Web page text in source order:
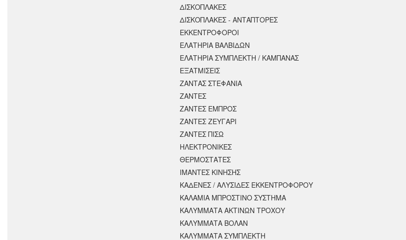
ΔΙΣΚΟΠΛΑΚΕΣ
ΔΙΣΚΟΠΛΑΚΕΣ - ΑΝΤΑΠΤΟΡΕΣ
ΕΚΚΕΝΤΡΟΦΟΡΟΙ
ΕΛΑΤΗΡΙΑ ΒΑΛΒΙΔΩΝ
ΕΛΑΤΗΡΙΑ ΣΥΜΠΛΕΚΤΗ / ΚΑΜΠΑΝΑΣ
ΕΞΑΤΜΙΣΕΙΣ
ΖΑΝΤΑΣ ΣΤΕΦΑΝΙΑ
ΖΑΝΤΕΣ
ΖΑΝΤΕΣ ΕΜΠΡΟΣ
ΖΑΝΤΕΣ ΖΕΥΓΑΡΙ
ΖΑΝΤΕΣ ΠΙΣΩ
ΗΛΕΚΤΡΟΝΙΚΕΣ
ΘΕΡΜΟΣΤΑΤΕΣ
ΙΜΑΝΤΕΣ ΚΙΝΗΣΗΣ
ΚΑΔΕΝΕΣ / ΑΛΥΣΙΔΕΣ ΕΚΚΕΝΤΡΟΦΟΡΟΥ
ΚΑΛΑΜΙΑ ΜΠΡΟΣΤΙΝΟ ΣΥΣΤΗΜΑ
ΚΑΛΥΜΜΑΤΑ ΑΚΤΙΝΩΝ ΤΡΟΧΟΥ
ΚΑΛΥΜΜΑΤΑ ΒΟΛΑΝ
ΚΑΛΥΜΜΑΤΑ ΣΥΜΠΛΕΚΤΗ